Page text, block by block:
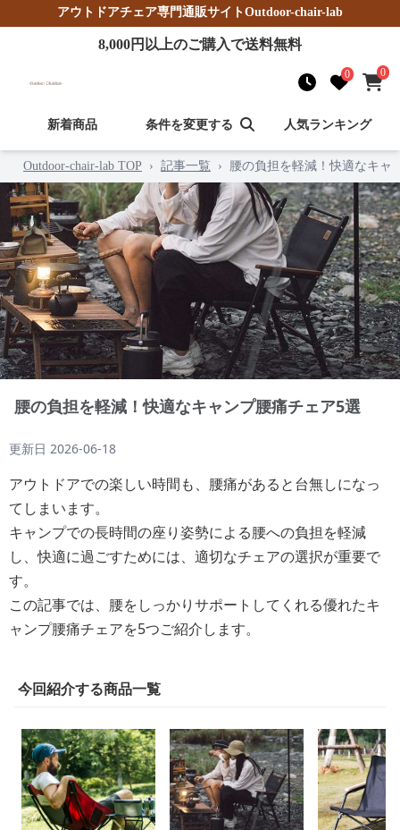
アウトドアチェア専門通販サイトOutdoor-chair-lab
8,000円以上のご購入で送料無料
0 0
新着商品 条件を変更する 人気ランキング
Outdoor-chair-lab TOP › 記事一覧 › 腰の負担を軽減！快適なキャ
腰の負担を軽減！快適なキャンプ腰痛チェア5選
更新日 2026-06-18
アウトドアでの楽しい時間も、腰痛があると台無しになっ
てしまいます。
キャンプでの長時間の座り姿勢による腰への負担を軽減
し、快適に過ごすためには、適切なチェアの選択が重要で
す。
この記事では、腰をしっかりサポートしてくれる優れたキ
ャンプ腰痛チェアを5つご紹介します。
今回紹介する商品一覧